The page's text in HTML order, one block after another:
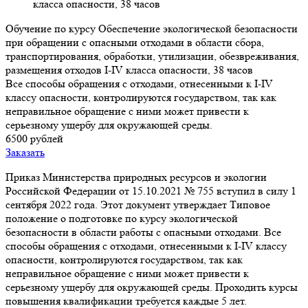
класса опасности, 38 часов
Обучение по курсу Обеспечение экологической безопасности
при обращении с опасными отходами в области сбора,
транспортирования, обработки, утилизации, обезвреживания,
размещения отходов I-IV класса опасности, 38 часов
Все способы обращения с отходами, отнесенными к I-IV
классу опасности, контролируются государством, так как
неправильное обращение с ними может привести к
серьезному ущербу для окружающей среды.
6500 рублей
Заказать
Приказ Министерства природных ресурсов и экологии
Российской Федерации от 15.10.2021 № 755 вступил в силу 1
сентября 2022 года. Этот документ утверждает Типовое
положение о подготовке по курсу экологической
безопасности в области работы с опасными отходами. Все
способы обращения с отходами, отнесенными к I-IV классу
опасности, контролируются государством, так как
неправильное обращение с ними может привести к
серьезному ущербу для окружающей среды. Проходить курсы
повышения квалификации требуется каждые 5 лет.